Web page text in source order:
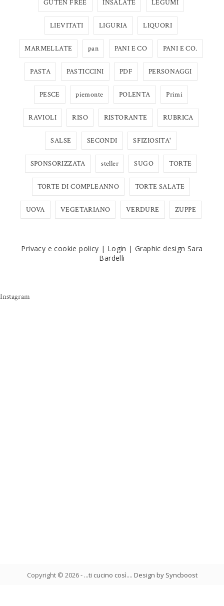
GUTEN FREE INSALATE LEGUMI
LIEVITATI LIGURIA LIQUORI
MARMELLATE pan PANI E CO PANI E CO.
PASTA PASTICCINI PDF PERSONAGGI
PESCE piemonte POLENTA Primi
RAVIOLI RISO RISTORANTE RUBRICA
SALSE SECONDI SFIZIOSITA'
SPONSORIZZATA steller SUGO TORTE
TORTE DI COMPLEANNO TORTE SALATE
UOVA VEGETARIANO VERDURE ZUPPE
Privacy e cookie policy | Login | Graphic design Sara
Bardelli
Instagram
Copyright © 2026- ...ti cucino così.... Design by Syncboost